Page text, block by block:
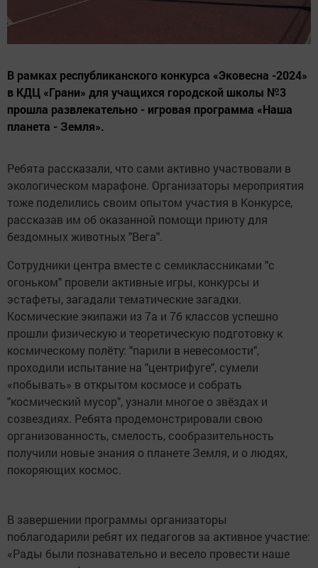
В рамках республиканского конкурса «Эковесна -2024»
в КДЦ «Грани» для учащихся городской школы №3
прошла развлекательно - игровая программа «Наша
планета - Земля».
Ребята рассказали, что сами активно участвовали в
экологическом марафоне. Организаторы мероприятия
тоже поделились своим опытом участия в Конкурсе,
рассказав им об оказанной помощи приюту для
бездомных животных "Вега".
Сотрудники центра вместе с семиклассниками "с
огоньком" провели активные игры, конкурсы и
эстафеты, загадали тематические загадки.
Космические экипажи из 7а и 7б классов успешно
прошли физическую и теоретическую подготовку к
космическому полёту: "парили в невесомости",
проходили испытание на "центрифуге", сумели
«побывать» в открытом космосе и собрать
"космический мусор", узнали многое о звёздах и
созвездиях. Ребята продемонстрировали свою
организованность, смелость, сообразительность
получили новые знания о планете Земля, и о людях,
покоряющих космос.
В завершении программы организаторы
поблагодарили ребят их педагогов за активное участие:
«Рады были познавательно и весело провести наше